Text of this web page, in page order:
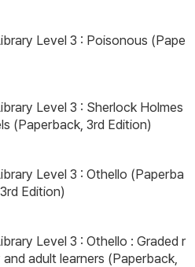
Level 3 : Poisonous (Pape
Level 3 : Sherlock Holmes
(Paperback, 3rd Edition)
Level 3 : Othello (Paperba
Edition)
Level 3 : Othello : Graded r
adult learners (Paperback,